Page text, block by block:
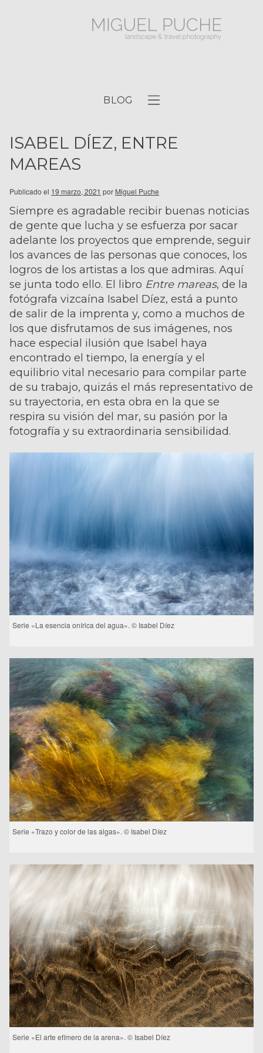
BLOG
ISABEL DÍEZ, ENTRE
MAREAS
Publicado el 19 marzo, 2021 por Miguel Puche
Siempre es agradable recibir buenas noticias
de gente que lucha y se esfuerza por sacar
adelante los proyectos que emprende, seguir
los avances de las personas que conoces, los
logros de los artistas a los que admiras. Aquí
se junta todo ello. El libro Entre mareas, de la
fotógrafa vizcaína Isabel Díez, está a punto
de salir de la imprenta y, como a muchos de
los que disfrutamos de sus imágenes, nos
hace especial ilusión que Isabel haya
encontrado el tiempo, la energía y el
equilibrio vital necesario para compilar parte
de su trabajo, quizás el más representativo de
su trayectoria, en esta obra en la que se
respira su visión del mar, su pasión por la
fotografía y su extraordinaria sensibilidad.
Serie «La esencia onírica del agua». © Isabel Díez
Serie «Trazo y color de las algas». © Isabel Díez
Serie «El arte efímero de la arena». © Isabel Díez